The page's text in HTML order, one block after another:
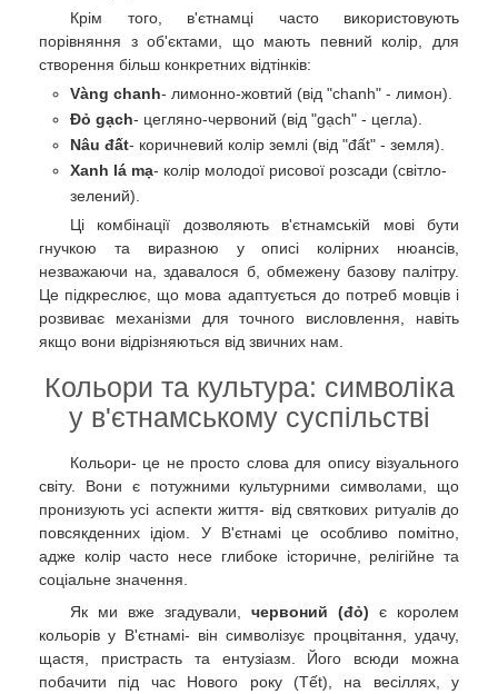
Крім того, в'єтнамці часто використовують
порівняння з об'єктами, що мають певний колір, для
створення більш конкретних відтінків:
Vàng chanh- лимонно-жовтий (від "chanh" - лимон).
Đỏ gạch- цегляно-червоний (від "gạch" - цегла).
Nâu đất- коричневий колір землі (від "đất" - земля).
Xanh lá mạ- колір молодої рисової розсади (світло-
зелений).
Ці комбінації дозволяють в'єтнамській мові бути
гнучкою та виразною у описі колірних нюансів,
незважаючи на, здавалося б, обмежену базову палітру.
Це підкреслює, що мова адаптується до потреб мовців і
розвиває механізми для точного висловлення, навіть
якщо вони відрізняються від звичних нам.
Кольори та культура: символіка
у в'єтнамському суспільстві
Кольори- це не просто слова для опису візуального
світу. Вони є потужними культурними символами, що
пронизують усі аспекти життя- від святкових ритуалів до
повсякденних ідіом. У В'єтнамі це особливо помітно,
адже колір часто несе глибоке історичне, релігійне та
соціальне значення.
Як ми вже згадували, червоний (đỏ) є королем
кольорів у В'єтнамі- він символізує процвітання, удачу,
щастя, пристрасть та ентузіазм. Його всюди можна
побачити під час Нового року (Tết), на весіллях, у